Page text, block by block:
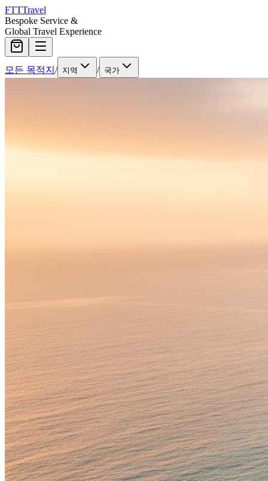
FTTTravel
Bespoke Service &
Global Travel Experience
모든 목적지 / 지역 / 국가